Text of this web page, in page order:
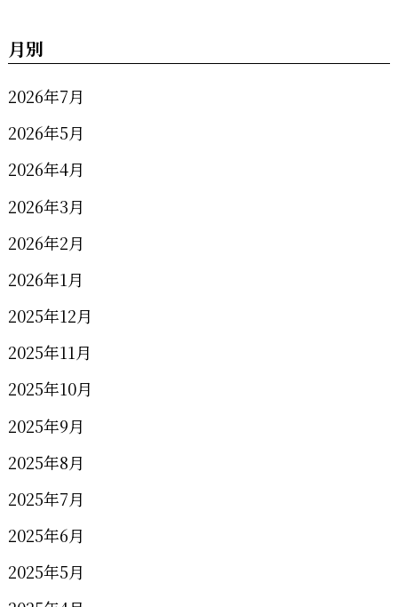
月別
2026年7月
2026年5月
2026年4月
2026年3月
2026年2月
2026年1月
2025年12月
2025年11月
2025年10月
2025年9月
2025年8月
2025年7月
2025年6月
2025年5月